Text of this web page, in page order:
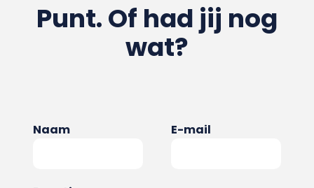
Punt. Of had jij nog
wat?
Naam E-mail